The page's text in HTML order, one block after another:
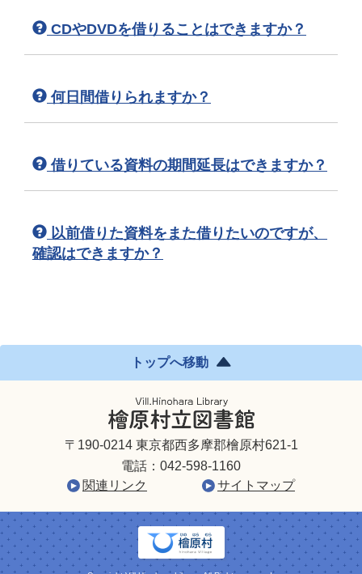
CDやDVDを借りることはできますか？
何日間借りられますか？
借りている資料の期間延長はできますか？
以前借りた資料をまた借りたいのですが、
確認はできますか？
トップへ移動
〒190-0214 東京都西多摩郡檜原村621-1
電話： 042-598-1160
関連リンク
サイトマップ